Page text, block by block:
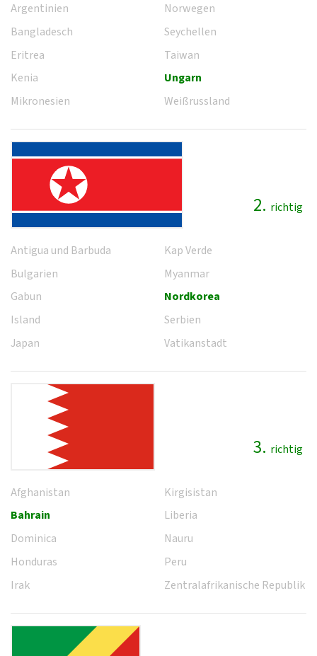
Argentinien
Bangladesch
Eritrea
Kenia
Mikronesien
Norwegen
Seychellen
Taiwan
Ungarn
Weißrussland
2. richtig
Antigua und Barbuda
Bulgarien
Gabun
Island
Japan
Kap Verde
Myanmar
Nordkorea
Serbien
Vatikanstadt
3. richtig
Afghanistan
Bahrain
Dominica
Honduras
Irak
Kirgisistan
Liberia
Nauru
Peru
Zentralafrikanische Republik